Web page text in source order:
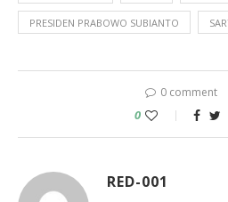
PRESIDEN PRABOWO SUBIANTO
0 comment
0
RED-001